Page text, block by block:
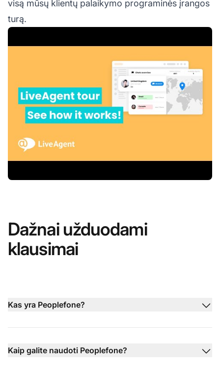
visą mūsų klientų palaikymo programinės įrangos
turą.
Dažnai užduodami
klausimai
Kas yra Peoplefone?
Kaip galite naudoti Peoplefone?